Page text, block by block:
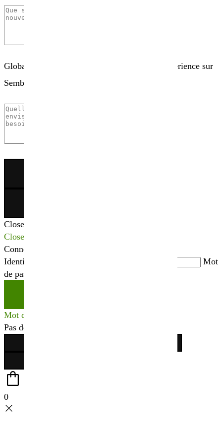
Globalement, comment évaluez-vous votre expérience sur
Sembio.fr ?
Close
Close
Connexion
Identifiant ou adresse mail
Mot
de passe
Mot de passe perdu ?
Pas de compte ?
0